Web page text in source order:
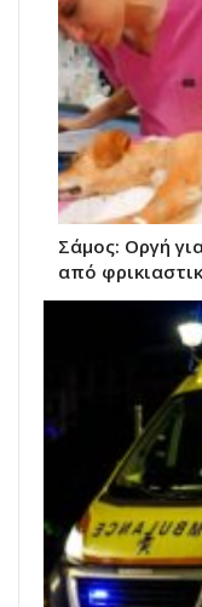
Σάμος: Οργή
από